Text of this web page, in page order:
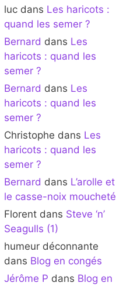
luc dans Les haricots :
quand les semer ?
Bernard dans Les
haricots : quand les
semer ?
Bernard dans Les
haricots : quand les
semer ?
Christophe dans Les
haricots : quand les
semer ?
Bernard dans L’arolle et
le casse-noix moucheté
Florent dans Steve ‘n’
Seagulls (1)
humeur déconnante
dans Blog en congés
Jérôme P dans Blog en